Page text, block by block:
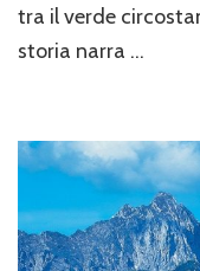
tra il verde
storia narra …